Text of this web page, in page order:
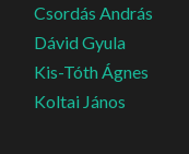
Csordás András
Dávid Gyula
Kis-Tóth Ágnes
Koltai János